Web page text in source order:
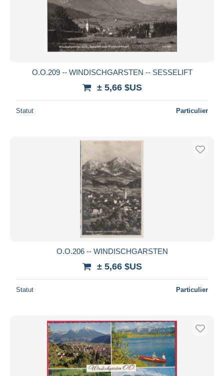
O.O.209 -- WINDISCHGARSTEN -- SESSELIFT
± 5,66 $US
Statut Particulier
O.O.206 -- WINDISCHGARSTEN
± 5,66 $US
Statut Particulier